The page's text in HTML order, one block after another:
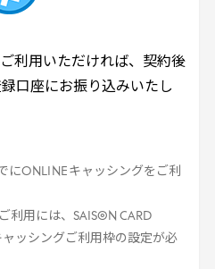
利用いただければ、契約後
口座にお振り込みいたし
にONLINE キャッシングをご利
利用には、SAISONCARD
ッシングご利用枠の設定が必